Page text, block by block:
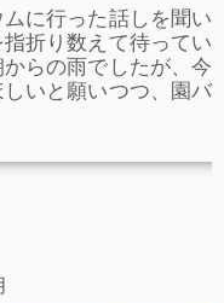
に行った話しを聞い
折り数えて待ってい
らの雨でしたが、今
いと願いつつ、園バ